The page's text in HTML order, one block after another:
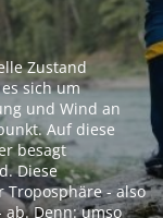
Zustand
sich um
und Wind an
Auf diese
besagt
Diese
- also
Denn: umso